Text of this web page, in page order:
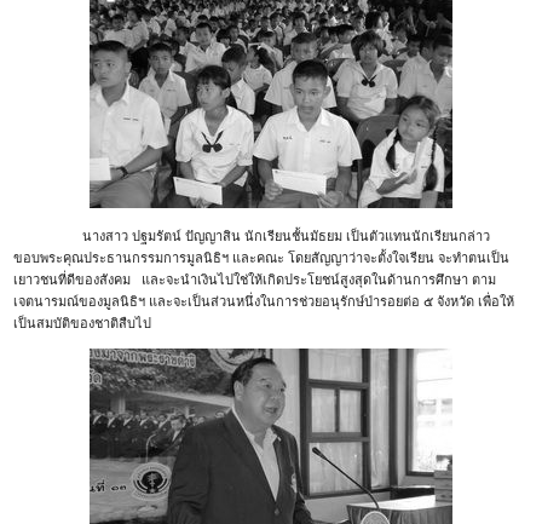
นางสาว ปฐมรัตน์ ปัญญาสิน นักเรียนชั้นมัธยม เป็นตัวแทนนักเรียนกล่าว
ขอบพระคุณประธานกรรมการมูลนิธิฯ และคณะ โดยสัญญาว่าจะตั้งใจเรียน จะทำตนเป็น
เยาวชนที่ดีของสังคม และจะนำเงินไปใช่ให้เกิดประโยชน์สูงสุดในด้านการศึกษา ตาม
เจตนารมณ์ของมูลนิธิฯ และจะเป็นส่วนหนึ่งในการช่วยอนุรักษ์ป่ารอยต่อ ๕ จังหวัด เพื่อให้
เป็นสมบัติของชาติสืบไป